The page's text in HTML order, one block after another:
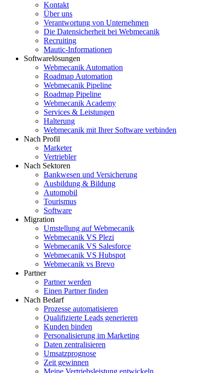
Kontakt
Über uns
Verantwortung von Unternehmen
Die Datensicherheit bei Webmecanik
Recruiting
Mautic-Informationen
Softwarelösungen
Webmecanik Automation
Roadmap Automation
Webmecanik Pipeline
Roadmap Pipeline
Webmecanik Academy
Services & Leistungen
Halterung
Webmecanik mit Ihrer Software verbinden
Nach Profil
Marketer
Vertriebler
Nach Sektoren
Bankwesen und Versicherung
Ausbildung & Bildung
Automobil
Tourismus
Software
Migration
Umstellung auf Webmecanik
Webmecanik VS Plezi
Webmecanik VS Salesforce
Webmecanik VS Hubspot
Webmecanik vs Brevo
Partner
Partner werden
Einen Partner finden
Nach Bedarf
Prozesse automatisieren
Qualifizierte Leads generieren
Kunden binden
Personalisierung im Marketing
Daten zentralisieren
Umsatzprognose
Zeit gewinnen